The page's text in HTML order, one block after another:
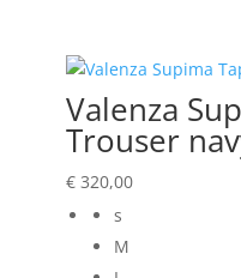
Valenza
Trouser
€320,00
s
M